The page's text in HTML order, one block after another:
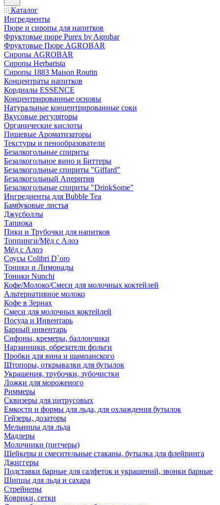
Каталог
Ингредиенты
Пюре и сиропы для напитков
Фруктовые пюре Purex by Agrobar
Фруктовые Пюре AGROBAR
Сиропы AGROBAR
Сиропы Herbarista
Сиропы 1883 Maison Routin
Концентраты напитков
Кордиалы ESSENCE
Концентрированные основы
Натуральные концентрированные соки
Вкусовые регуляторы
Органические кислоты
Пищевые Ароматизаторы
Текстуры и пенообразователи
Безалкогольные спириты
Безалкогольное вино и Биттеры
Безалкогольные спириты "Giffard"
Безалкогольный Аперитив
Безалкогольные спириты "DrinkSome"
Ингредиенты для Bubble Tea
Бамбуковые листья
Джусболлы
Тапиока
Пики и Трубочки для напитков
Топпинги/Мёд с Алоэ
Мёд с Алоэ
Соусы Colibri D`oro
Тоники и Лимонады
Тоники Nunchi
Кофе/Молоко/Смеси для молочных коктейлей
Альтернативное молоко
Кофе в Зернах
Смеси для молочных коктейлей
Посуда и Инвентарь
Барный инвентарь
Сифоны, кремеры, баллончики
Нарзанники, обрезатели фольги
Пробки для вина и шампанского
Штопоры, открывалки для бутылок
Украшения, трубочки, зубочистки
Ложки для мороженого
Риммеры
Сквизеры для цитрусовых
Емкости и формы для льда, для охлаждения бутылок
Гейзеры, дозаторы
Мельницы для льда
Мадлеры
Молочники (питчеры)
Шейкеры и смесительные стаканы, бутылка для флейринга
Джиггеры
Подставки барные для салфеток и украшений, звонки барные
Щипцы для льда и сахара
Стрейнеры
Коврики, сетки